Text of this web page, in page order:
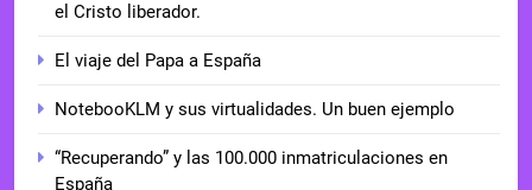
el Cristo liberador.
El viaje del Papa a España
NotebooKLM y sus virtualidades. Un buen ejemplo
“Recuperando” y las 100.000 inmatriculaciones en
España